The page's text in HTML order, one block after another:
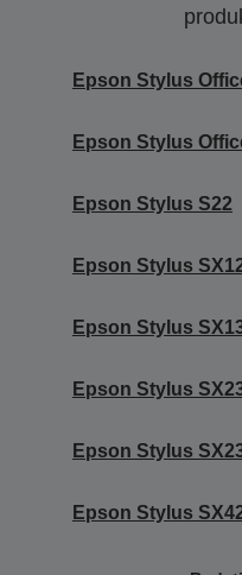
Epson Stylus
Epson Stylus
Epson Stylus S22
Epson Stylus
Epson Stylus
Epson Stylus
Epson Stylus
Epson Stylus